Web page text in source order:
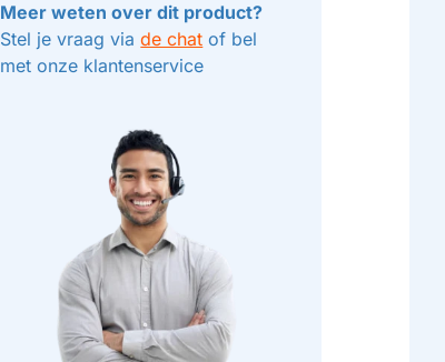
Meer weten over dit product?
Stel je vraag viade chat of bel
met onze klantenservice